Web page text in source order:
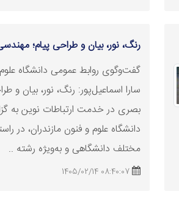
رنگ، نور، بیان و طراحی پیام؛
گفت‌وگوی روابط عمومی دانشگاه علوم
سارا اسماعیل‌پور: رنگ، نور، بیان و
بصری در خدمت ارتباطات نوین به
دانشگاه علوم و فنون مازندران، در
مختلف دانشگاهی و به‌ویژه رشته ..
08:40:07 1405/02/14